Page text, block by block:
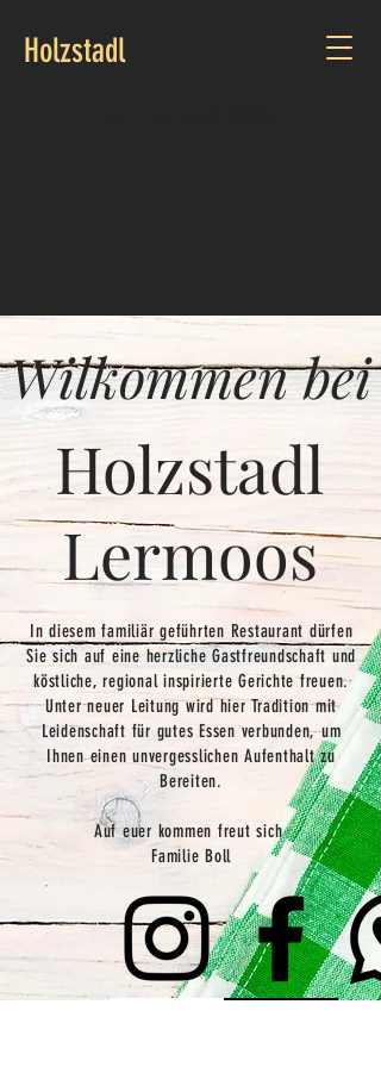
Holzstadl
Wilkommen bei
Holzstadl
Lermoos
In diesem familiär geführten Restaurant dürfen
Sie sich auf eine herzliche Gastfreundschaft und
köstliche, regional inspirierte Gerichte freuen.
Unter neuer Leitung wird hier Tradition mit
Leidenschaft für gutes Essen verbunden, um
Ihnen einen unvergesslichen Aufenthalt zu
Bereiten.
Auf euer kommen freut sich
Familie Boll